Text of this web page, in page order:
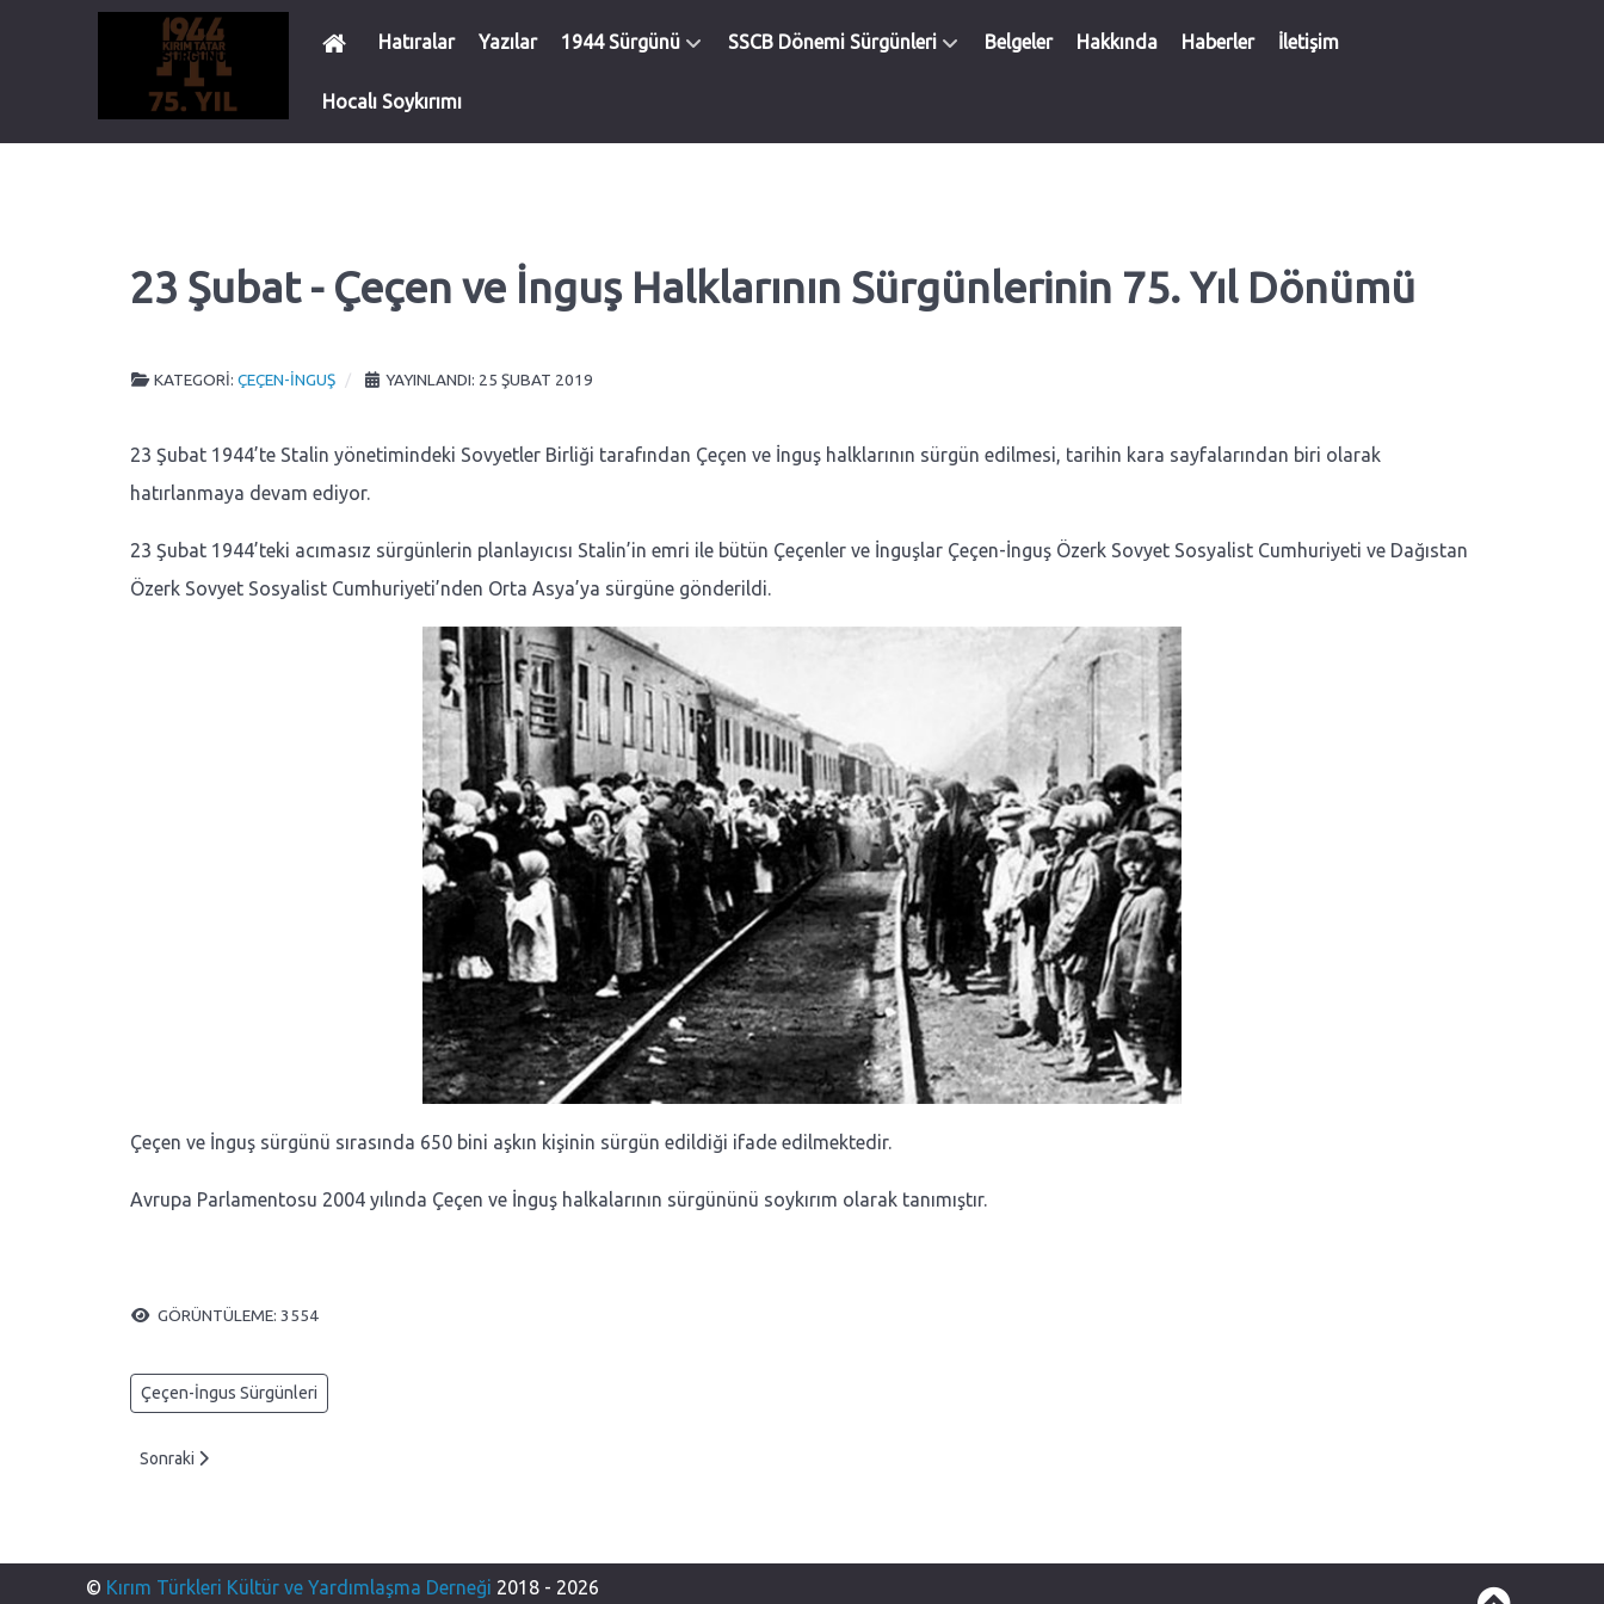
Hatıralar Yazılar 1944 Sürgünü SSCB Dönemi Sürgünleri Belgeler Hakkında Haberler İletişim
Hocalı Soykırımı
23 Şubat - Çeçen ve İnguş Halklarının Sürgünlerinin 75. Yıl Dönümü
KATEGORI: ÇEÇEN-İNGUŞ YAYINLANDI: 25 ŞUBAT 2019
23 Şubat 1944’te Stalin yönetimindeki Sovyetler Birliği tarafından Çeçen ve İnguş halklarının sürgün edilmesi, tarihin kara sayfalarından biri olarak
hatırlanmaya devam ediyor.
23 Şubat 1944’teki acımasız sürgünlerin planlayıcısı Stalin’in emri ile bütün Çeçenler ve İnguşlar Çeçen-İnguş Özerk Sovyet Sosyalist Cumhuriyeti ve Dağıstan
Özerk Sovyet Sosyalist Cumhuriyeti’nden Orta Asya’ya sürgüne gönderildi.
Çeçen ve İnguş sürgünü sırasında 650 bini aşkın kişinin sürgün edildiği ifade edilmektedir.
Avrupa Parlamentosu 2004 yılında Çeçen ve İnguş halkalarının sürgününü soykırım olarak tanımıştır.
GÖRÜNTÜLEME: 3554
Çeçen-İngus Sürgünleri
Sonraki makale: 1944 Çeçen Sürgünü’nün Altmış Altıncı Yıldönümü (2010)
Sonraki
© Kırım Türkleri Kültür ve Yardımlaşma Derneği 2018 - 2026